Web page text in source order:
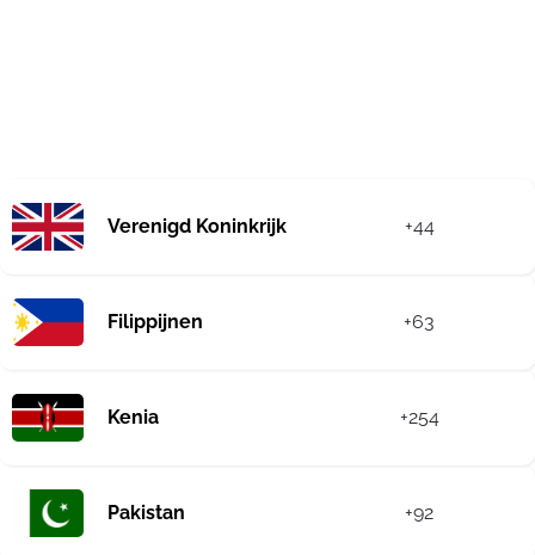
Verenigd Koninkrijk +44
Filippijnen +63
Kenia +254
Pakistan +92